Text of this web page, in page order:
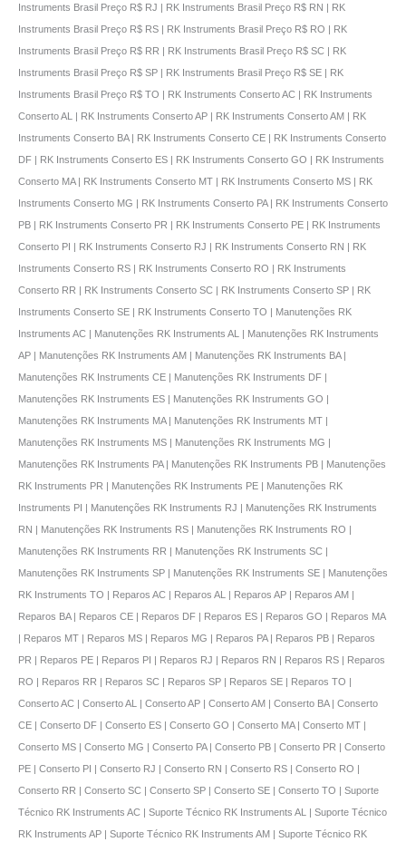
Instruments Brasil Preço R$ RJ | RK Instruments Brasil Preço R$ RN | RK
Instruments Brasil Preço R$ RS | RK Instruments Brasil Preço R$ RO | RK
Instruments Brasil Preço R$ RR | RK Instruments Brasil Preço R$ SC | RK
Instruments Brasil Preço R$ SP | RK Instruments Brasil Preço R$ SE | RK
Instruments Brasil Preço R$ TO | RK Instruments Conserto AC | RK Instruments
Conserto AL | RK Instruments Conserto AP | RK Instruments Conserto AM | RK
Instruments Conserto BA | RK Instruments Conserto CE | RK Instruments Conserto
DF | RK Instruments Conserto ES | RK Instruments Conserto GO | RK Instruments
Conserto MA | RK Instruments Conserto MT | RK Instruments Conserto MS | RK
Instruments Conserto MG | RK Instruments Conserto PA | RK Instruments Conserto
PB | RK Instruments Conserto PR | RK Instruments Conserto PE | RK Instruments
Conserto PI | RK Instruments Conserto RJ | RK Instruments Conserto RN | RK
Instruments Conserto RS | RK Instruments Conserto RO | RK Instruments
Conserto RR | RK Instruments Conserto SC | RK Instruments Conserto SP | RK
Instruments Conserto SE | RK Instruments Conserto TO | Manutenções RK
Instruments AC | Manutenções RK Instruments AL | Manutenções RK Instruments
AP | Manutenções RK Instruments AM | Manutenções RK Instruments BA |
Manutenções RK Instruments CE | Manutenções RK Instruments DF |
Manutenções RK Instruments ES | Manutenções RK Instruments GO |
Manutenções RK Instruments MA | Manutenções RK Instruments MT |
Manutenções RK Instruments MS | Manutenções RK Instruments MG |
Manutenções RK Instruments PA | Manutenções RK Instruments PB | Manutenções
RK Instruments PR | Manutenções RK Instruments PE | Manutenções RK
Instruments PI | Manutenções RK Instruments RJ | Manutenções RK Instruments
RN | Manutenções RK Instruments RS | Manutenções RK Instruments RO |
Manutenções RK Instruments RR | Manutenções RK Instruments SC |
Manutenções RK Instruments SP | Manutenções RK Instruments SE | Manutenções
RK Instruments TO | Reparos AC | Reparos AL | Reparos AP | Reparos AM |
Reparos BA | Reparos CE | Reparos DF | Reparos ES | Reparos GO | Reparos MA
| Reparos MT | Reparos MS | Reparos MG | Reparos PA | Reparos PB | Reparos
PR | Reparos PE | Reparos PI | Reparos RJ | Reparos RN | Reparos RS | Reparos
RO | Reparos RR | Reparos SC | Reparos SP | Reparos SE | Reparos TO |
Conserto AC | Conserto AL | Conserto AP | Conserto AM | Conserto BA | Conserto
CE | Conserto DF | Conserto ES | Conserto GO | Conserto MA | Conserto MT |
Conserto MS | Conserto MG | Conserto PA | Conserto PB | Conserto PR | Conserto
PE | Conserto PI | Conserto RJ | Conserto RN | Conserto RS | Conserto RO |
Conserto RR | Conserto SC | Conserto SP | Conserto SE | Conserto TO | Suporte
Técnico RK Instruments AC | Suporte Técnico RK Instruments AL | Suporte Técnico
RK Instruments AP | Suporte Técnico RK Instruments AM | Suporte Técnico RK